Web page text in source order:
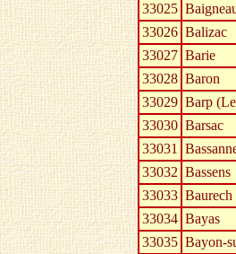
33025
33026 Balizac
33027 Barie
33028 Baron
33029 Barp
33030 Barsac
33031
33032 Bassens
33033 Baurech
33034 Bayas
33035 Bayon-